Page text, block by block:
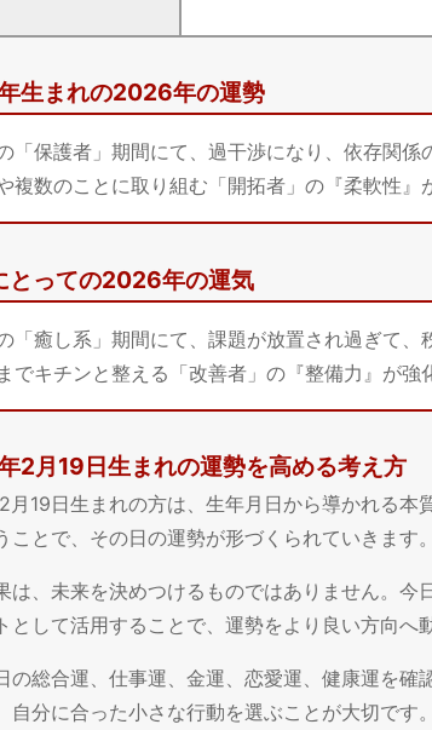
生まれの2026年の運勢
「保護者」期間にて、過干渉になり、依存関
複数のことに取り組む「開拓者」の『柔軟性』
とっての2026年の運気
「癒し系」期間にて、課題が放置され過ぎて
でキチンと整える「改善者」の『整備力』が強
2月19日生まれの運勢を高める考え方
月19日生まれの方は、生年月日から導かれる
ことで、その日の運勢が形づくられていきます。
は、未来を決めつけるものではありません。
として活用することで、運勢をより良い方向へ
の総合運、仕事運、金運、恋愛運、健康運を
自分に合った小さな行動を選ぶことが大切です。